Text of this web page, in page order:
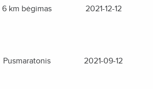
6 km bėgimas 2021-12-12
Pusmaratonis 2021-09-12